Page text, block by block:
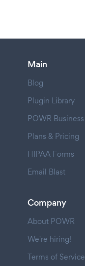
Main
Blog
Plugin Library
POWR Business
Plans & Pricing
HIPAA Forms
Email Blast
Company
About POWR
We're hiring!
Terms of Service